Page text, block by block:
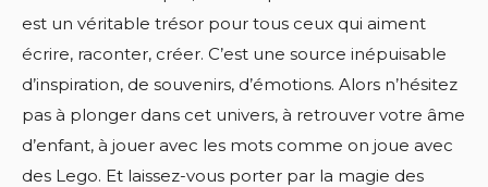
est un véritable trésor pour tous ceux qui aiment
écrire, raconter, créer. C’est une source inépuisable
d’inspiration, de souvenirs, d’émotions. Alors n’hésitez
pas à plonger dans cet univers, à retrouver votre âme
d’enfant, à jouer avec les mots comme on joue avec
des Lego. Et laissez-vous porter par la magie des